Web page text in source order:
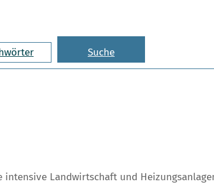
Suche
Landwirtschaft und